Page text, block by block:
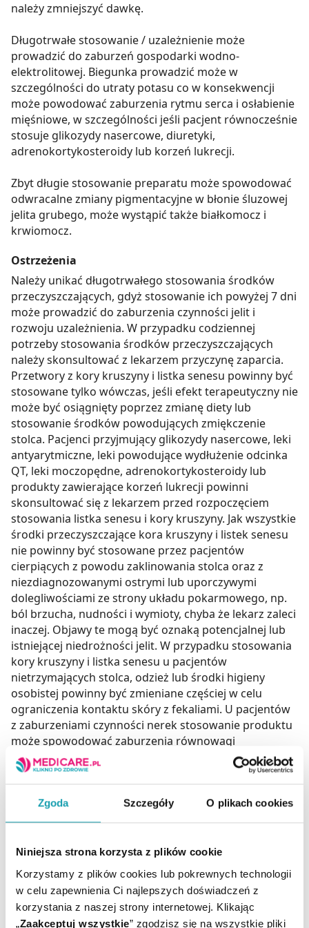
Zgoda Szczegóły O plikach cookies
Niniejsza strona korzysta z plików cookie
Korzystamy z plików cookies lub pokrewnych technologii
w celu zapewnienia Ci najlepszych doświadczeń z
korzystania z naszej strony internetowej. Klikając
„Zaakceptuj wszystkie” zgodzisz się na wszystkie pliki
należy zmniejszyć dawkę.
Długotrwałe stosowanie / uzależnienie może
prowadzić do zaburzeń gospodarki wodno-
elektrolitowej. Biegunka prowadzić może w
szczególności do utraty potasu co w konsekwencji
może powodować zaburzenia rytmu serca i osłabienie
mięśniowe, w szczególności jeśli pacjent równocześnie
stosuje glikozydy nasercowe, diuretyki,
adrenokortykosteroidy lub korzeń lukrecji.
Zbyt długie stosowanie preparatu może spowodować
odwracalne zmiany pigmentacyjne w błonie śluzowej
jelita grubego, może wystąpić także białkomocz i
krwiomocz.
Ostrzeżenia
Należy unikać długotrwałego stosowania środków
przeczyszczających, gdyż stosowanie ich powyżej 7 dni
może prowadzić do zaburzenia czynności jelit i
rozwoju uzależnienia. W przypadku codziennej
potrzeby stosowania środków przeczyszczających
należy skonsultować z lekarzem przyczynę zaparcia.
Przetwory z kory kruszyny i listka senesu powinny być
stosowane tylko wówczas, jeśli efekt terapeutyczny nie
może być osiągnięty poprzez zmianę diety lub
stosowanie środków powodujących zmiękczenie
stolca. Pacjenci przyjmujący glikozydy nasercowe, leki
antyarytmiczne, leki powodujące wydłużenie odcinka
QT, leki moczopędne, adrenokortykosteroidy lub
produkty zawierające korzeń lukrecji powinni
skonsultować się z lekarzem przed rozpoczęciem
stosowania listka senesu i kory kruszyny. Jak wszystkie
środki przeczyszczające kora kruszyny i listek senesu
nie powinny być stosowane przez pacjentów
cierpiących z powodu zaklinowania stolca oraz z
niezdiagnozowanymi ostrymi lub uporczywymi
dolegliwościami ze strony układu pokarmowego, np.
ból brzucha, nudności i wymioty, chyba że lekarz zaleci
inaczej. Objawy te mogą być oznaką potencjalnej lub
istniejącej niedrożności jelit. W przypadku stosowania
kory kruszyny i listka senesu u pacjentów
nietrzymających stolca, odzież lub środki higieny
osobistej powinny być zmieniane częściej w celu
ograniczenia kontaktu skóry z fekaliami. U pacjentów
z zaburzeniami czynności nerek stosowanie produktu
może spowodować zaburzenia równowagi
elektrolitów. Nie zaleca się stosowania produktu u
pacjentów z achlorhydrią (bezkwaśnością), chorobą
wątroby, kamieniami żółciowymi, zapaleniem dróg
żółciowych oraz innymi chorobami dróg żółciowych.
Pacjenci z refluksem żołądkowo-przełykowym (zgagą)
pieprzowej ze względu na możliwość nasilenia się
zgagi. Pacjenci z kamicą żółciową i innymi
schorzeniami dróg żółciowych powinni zachować
szczególną ostrożność podczas stosowania
przetworów z liści mięty pieprzowej.